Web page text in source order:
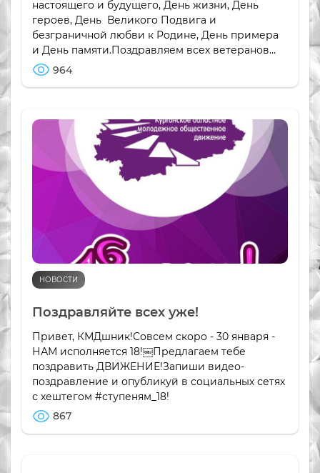
настоящего и будущего, День жизни, День
героев, День Великого Подвига и
безграничной любви к Родине, День примера
и День памяти.Поздравляем всех ветеранов...
964
НОВОСТИ
Поздравляйте всех уже!
Привет, КМДшник!Совсем скоро - 30 января -
НАМ исполняется 18!￼Предлагаем тебе
поздравить ДВИЖЕНИЕ!Запиши видео-
поздравление и опубликуй в социальных сетях
с хештегом #ступеням_18!
867